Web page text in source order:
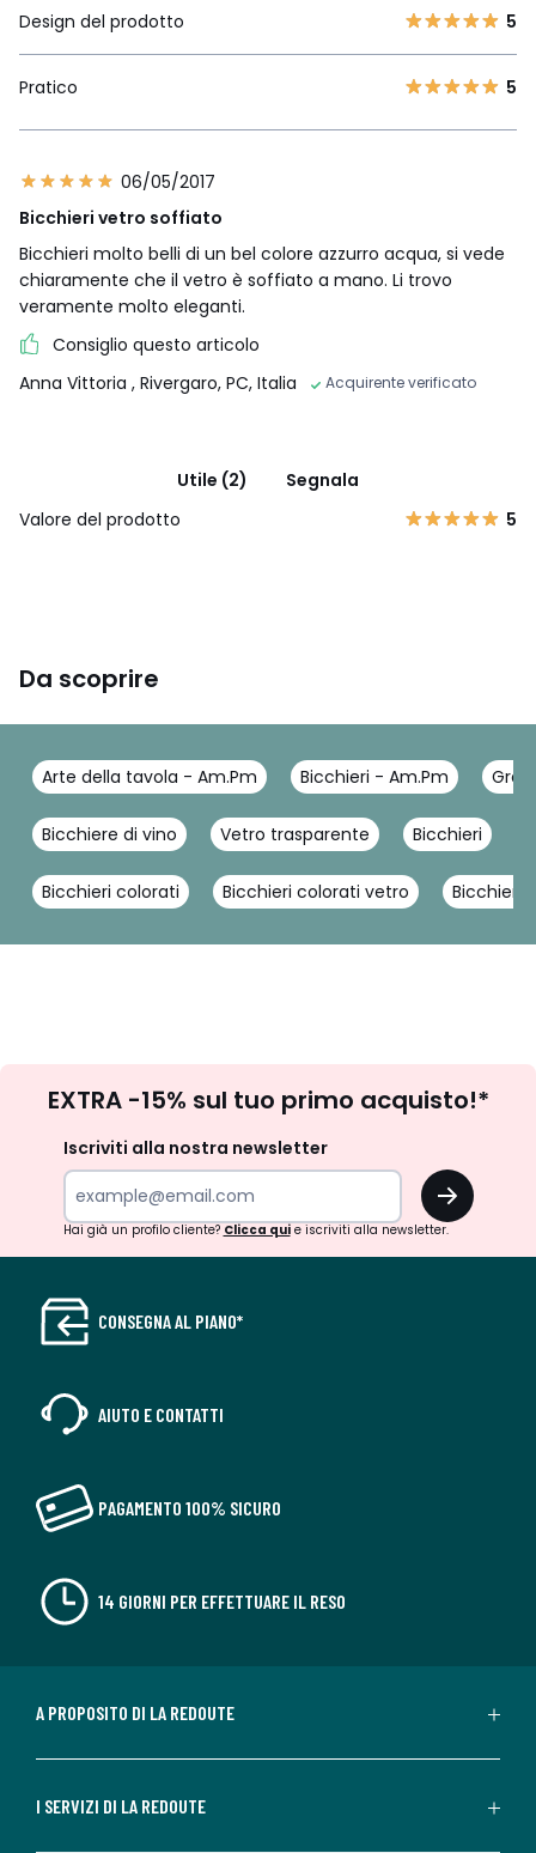
Design del prodotto 5
Pratico 5
06/05/2017
Bicchieri vetro soffiato
Bicchieri molto belli di un bel colore azzurro acqua, si vede
chiaramente che il vetro è soffiato a mano. Li trovo
veramente molto eleganti.
Consiglio questo articolo
Anna Vittoria , Rivergaro, PC, Italia Acquirente verificato
Utile (2)
Segnala
Valore del prodotto
5
Da scoprire
Arte della tavola - Am.Pm Bicchieri - Am.Pm
Bicchiere di vino Vetro trasparente Bicchieri
Bicchieri colorati Bicchieri colorati vetro Bicchieri
newsletter
EXTRA -15% sul tuo primo acquisto!*
Iscriviti alla nostra newsletter
OK
Hai già un profilo cliente? Clicca quie iscriviti alla newsletter.
CONSEGNA AL PIANO*
AIUTO E CONTATTI
PAGAMENTO 100% SICURO
14 GIORNI PER EFFETTUARE IL RESO
A PROPOSITO DI LA REDOUTE
I SERVIZI DI LA REDOUTE